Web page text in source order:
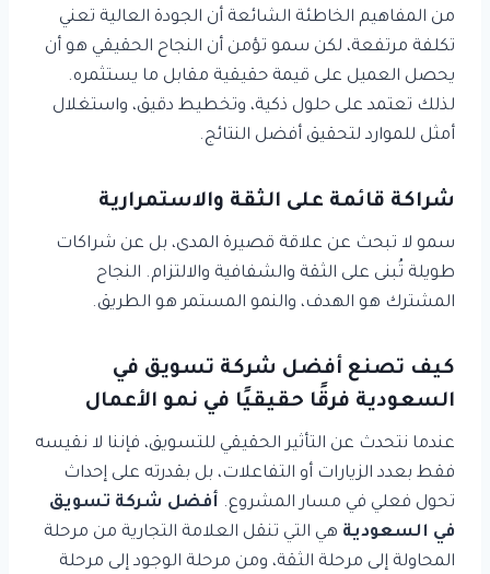
من المفاهيم الخاطئة الشائعة أن الجودة العالية تعني
تكلفة مرتفعة، لكن سمو تؤمن أن النجاح الحقيقي هو أن
يحصل العميل على قيمة حقيقية مقابل ما يستثمره.
لذلك تعتمد على حلول ذكية، وتخطيط دقيق، واستغلال
أمثل للموارد لتحقيق أفضل النتائج.
شراكة قائمة على الثقة والاستمرارية
سمو لا تبحث عن علاقة قصيرة المدى، بل عن شراكات
طويلة تُبنى على الثقة والشفافية والالتزام. النجاح
المشترك هو الهدف، والنمو المستمر هو الطريق.
كيف تصنع أفضل شركة تسويق في
السعودية فرقًا حقيقيًا في نمو الأعمال
عندما نتحدث عن التأثير الحقيقي للتسويق، فإننا لا نقيسه
فقط بعدد الزيارات أو التفاعلات، بل بقدرته على إحداث
تحول فعلي في مسار المشروع. أفضل شركة تسويق
في السعودية هي التي تنقل العلامة التجارية من مرحلة
المحاولة إلى مرحلة الثقة، ومن مرحلة الوجود إلى مرحلة